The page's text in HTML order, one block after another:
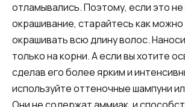
отламывались. Поэтому, если это
окрашивание, старайтесь как
окрашивать всю длину волос.
только на корни. А если вы хотите
сделав его более ярким и
используйте оттеночные шампуни